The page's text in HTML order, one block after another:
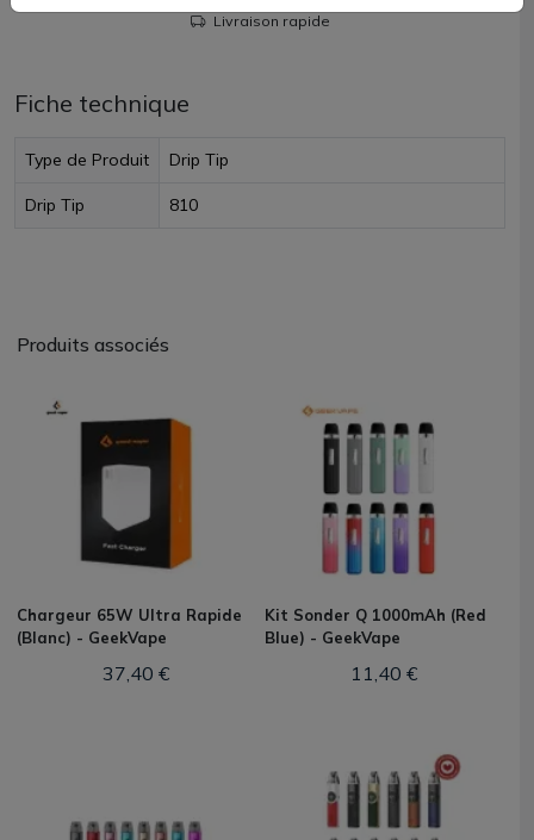
Livraison rapide
Fiche technique
Type de Produit Drip Tip
Drip Tip 810
Produits associés
Chargeur 65W Ultra Rapide
(Blanc) - GeekVape
37,40 €
Kit Sonder Q 1000mAh (Red
Blue) - GeekVape
11,40 €